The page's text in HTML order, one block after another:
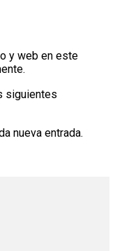
y web en este
siguientes
nueva entrada.